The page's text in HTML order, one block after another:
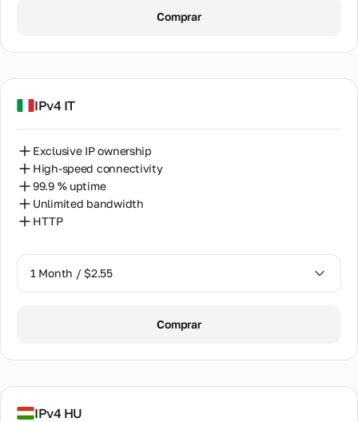
Comprar
IPv4 IT
Exclusive IP ownership
High-speed connectivity
99.9 % uptime
Unlimited bandwidth
HTTP
1 Month / $2.55
Comprar
IPv4 HU